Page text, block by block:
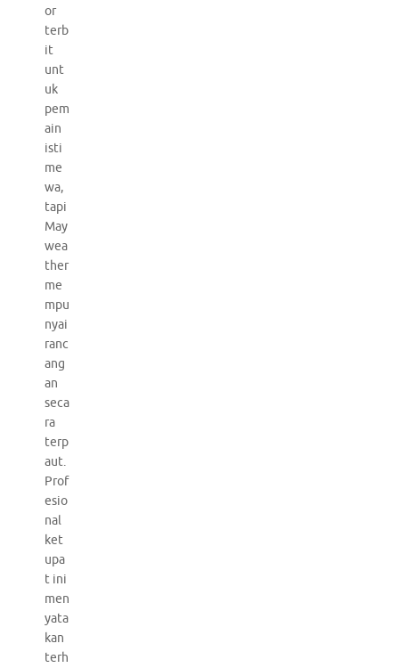
or
terb
it
unt
uk
pem
ain
isti
me
wa,
tapi
May
wea
ther
me
mpu
nyai
ranc
ang
an
seca
ra
terp
aut.
Prof
esio
nal
ket
upa
t ini
men
yata
kan
terh